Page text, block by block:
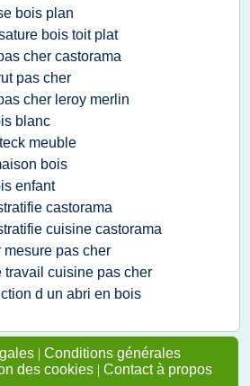
bois plan
bois toit plat
cher castorama
pas cher
cher leroy merlin
blanc
meuble
bois
enfant
castorama
cuisine castorama
mesure pas cher
travail cuisine pas cher
d un abri en bois
| Conditions générales
des cookies | Contact à propos